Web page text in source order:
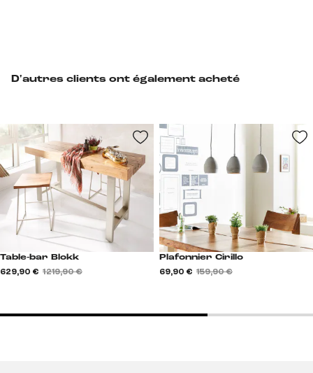
D'autres clients ont également acheté
Table-bar Blokk
629,90 € 1 219,90 €
Plafonnier Cirillo
69,90 € 159,90 €